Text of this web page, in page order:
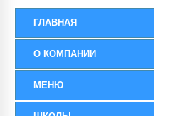
ГЛАВНАЯ
О КОМПАНИИ
МЕНЮ